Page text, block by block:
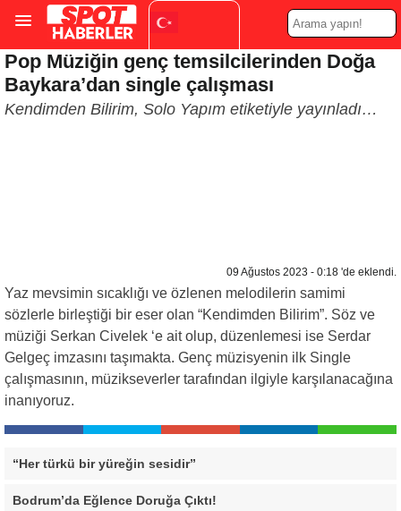
Turkish ▼
Pop Müziğin genç temsilcilerinden Doğa
Baykara’dan single çalışması
Kendimden Bilirim, Solo Yapım etiketiyle yayınladı…
09 Ağustos 2023 - 0:18 'de eklendi.
Yaz mevsimin sıcaklığı ve özlenen melodilerin samimi
sözlerle birleştiği bir eser olan “Kendimden Bilirim”. Söz ve
müziği Serkan Civelek ‘e ait olup, düzenlemesi ise Serdar
Gelgeç imzasını taşımakta. Genç müzisyenin ilk Single
çalışmasının, müzikseverler tarafından ilgiyle karşılanacağına
inanıyoruz.
“Her türkü bir yüreğin sesidir”
Bodrum’da Eğlence Doruğa Çıktı!